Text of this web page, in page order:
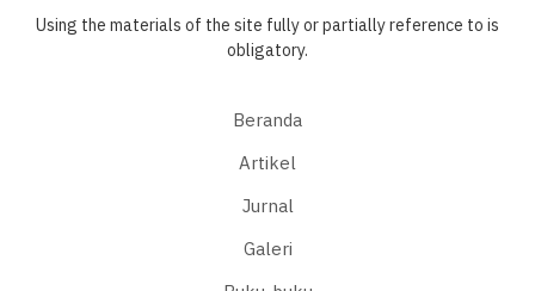
Using the materials of the site fully or partially reference to is
obligatory.
Beranda
Artikel
Jurnal
Galeri